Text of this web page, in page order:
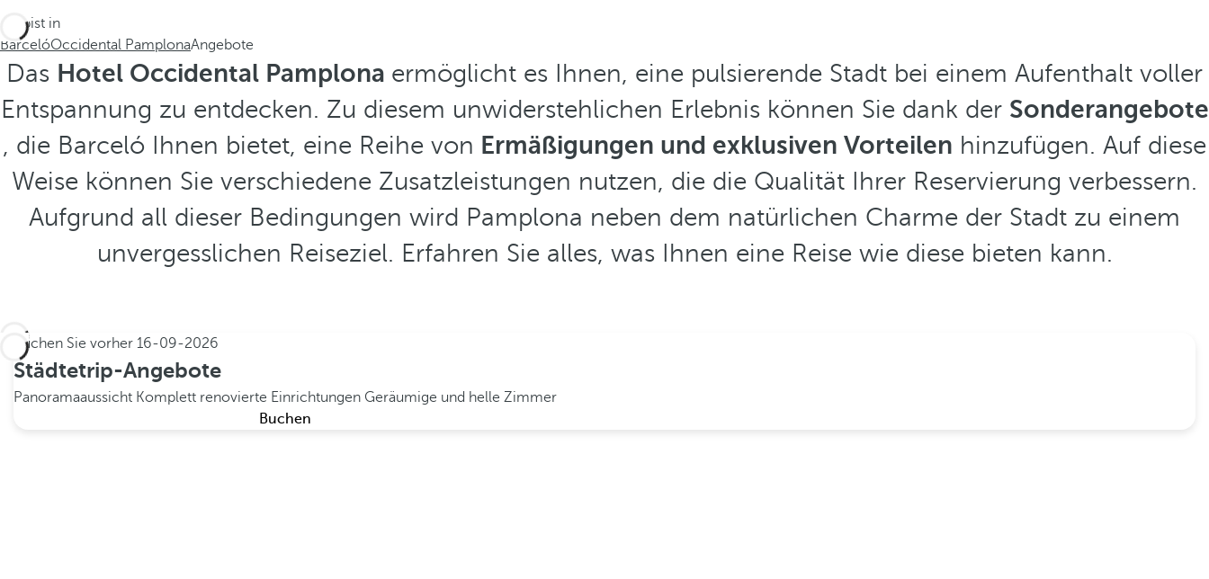
Du bist in
BarcelóOccidental PamplonaAngebote
Das Hotel Occidental Pamplona ermöglicht es Ihnen, eine pulsierende Stadt bei einem Aufenthalt voller
Entspannung zu entdecken. Zu diesem unwiderstehlichen Erlebnis können Sie dank der Sonderangebote
, die Barceló Ihnen bietet, eine Reihe von Ermäßigungen und exklusiven Vorteilen hinzufügen. Auf diese
Weise können Sie verschiedene Zusatzleistungen nutzen, die die Qualität Ihrer Reservierung verbessern.
Aufgrund all dieser Bedingungen wird Pamplona neben dem natürlichen Charme der Stadt zu einem
unvergesslichen Reiseziel. Erfahren Sie alles, was Ihnen eine Reise wie diese bieten kann.
Buchen Sie vorher 16-09-2026
Städtetrip-Angebote
Panoramaaussicht Komplett renovierte Einrichtungen Geräumige und helle Zimmer
Buchen